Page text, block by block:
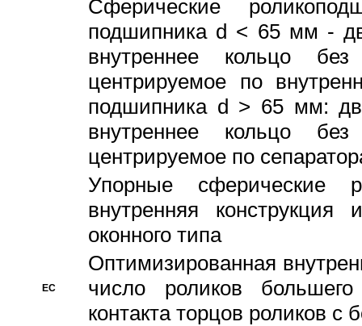
Сферические
подшипника d < 65 мм -
внутреннее кольцо
центрируемое по
подшипника d > 65 мм:
внутреннее кольцо
центрируемое по
Упорные сферические
внутренняя
оконного типа
EC
Oптимизированная
число роликов
контакта торцов роликов с